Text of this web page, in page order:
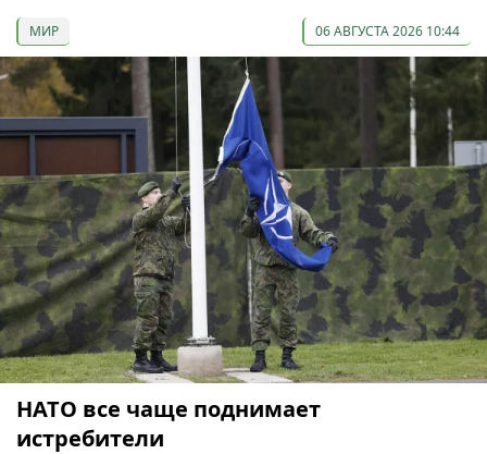
МИР 06 АВГУСТА 2026 10:44
НАТО все чаще поднимает
истребители